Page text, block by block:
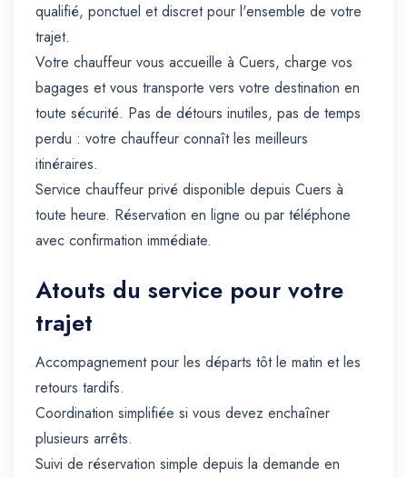
qualifié, ponctuel et discret pour l'ensemble de votre
trajet.
Votre chauffeur vous accueille à Cuers, charge vos
bagages et vous transporte vers votre destination en
toute sécurité. Pas de détours inutiles, pas de temps
perdu : votre chauffeur connaît les meilleurs
itinéraires.
Service chauffeur privé disponible depuis Cuers à
toute heure. Réservation en ligne ou par téléphone
avec confirmation immédiate.
Atouts du service pour votre
trajet
Accompagnement pour les départs tôt le matin et les
retours tardifs.
Coordination simplifiée si vous devez enchaîner
plusieurs arrêts.
Suivi de réservation simple depuis la demande en